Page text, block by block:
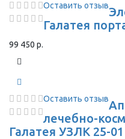
Оставить отзыв
Галатея
99 450 р.
Оставить отзыв
лечебно-
Галатея УЗЛК 25-01